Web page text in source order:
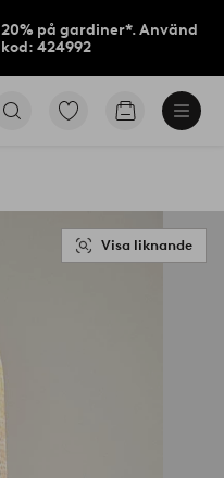
20% på gardiner*. Använd
kod: 424992
Gå
Gå
Visa liknande